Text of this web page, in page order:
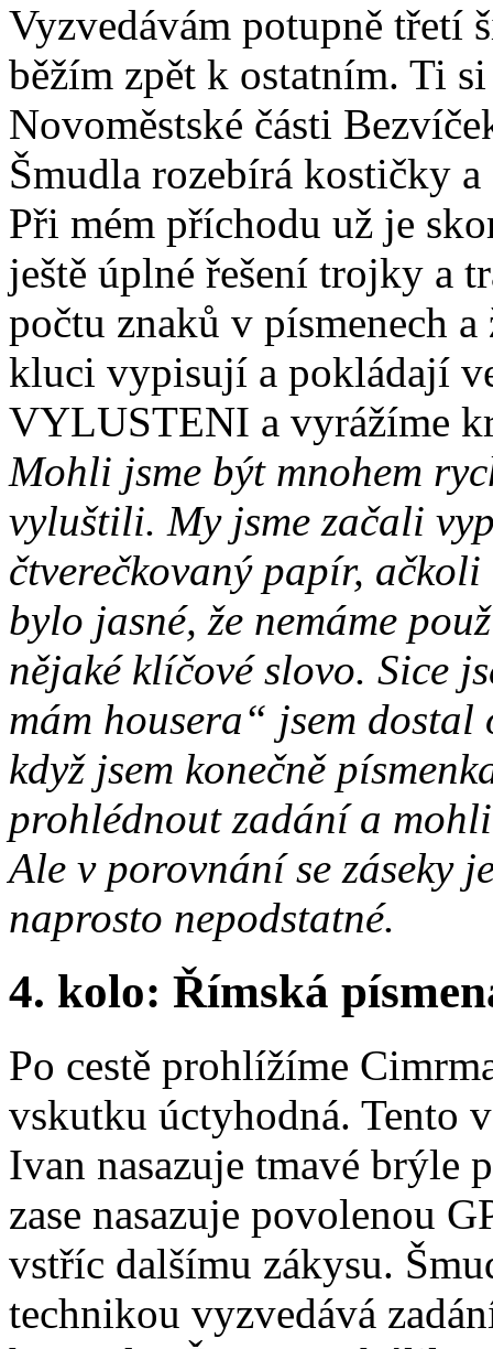
Vyzvedávám potupně třetí
běžím zpět k ostatním. Ti
Novoměstské části
Šmudla rozebírá kostičky
Při mém příchodu už je
ještě úplné řešení trojky a
počtu znaků v písmenech
kluci vypisují a pokládají
VYLUSTENI a vyrážíme
Mohli jsme být mnohem
vyluštili. My jsme začali
čtverečkovaný papír,
bylo jasné, že nemáme
nějaké klíčové slovo. Sice
mám housera“ jsem
když jsem konečně
prohlédnout zadání a
Ale v porovnání se záseky
naprosto nepodstatné.
4. kolo: Římská
Po cestě prohlížíme
vskutku úctyhodná. Tento
Ivan nasazuje tmavé brýle
zase nasazuje povolenou
vstříc dalšímu zákysu.
technikou vyzvedává